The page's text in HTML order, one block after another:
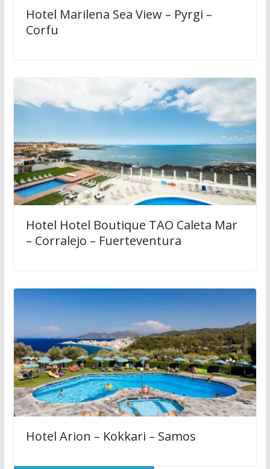
Hotel Marilena Sea View – Pyrgi –
Corfu
Hotel Hotel Boutique TAO Caleta Mar
– Corralejo – Fuerteventura
Hotel Arion – Kokkari – Samos